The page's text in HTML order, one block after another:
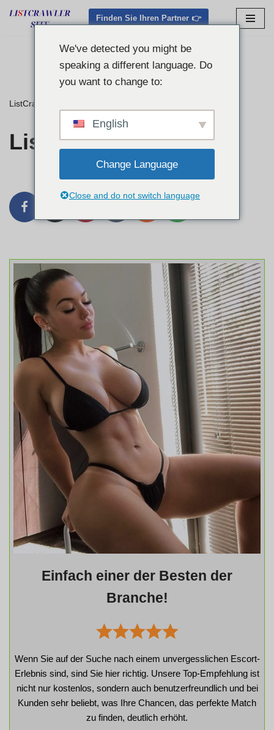
Finden Sie Ihren Partner 👉
ListCrawler
Listcrawler San Diego
Einfach einer der Besten der
Branche!
Wenn Sie auf der Suche nach einem unvergesslichen Escort-
Erlebnis sind, sind Sie hier richtig. Unsere Top-Empfehlung ist
nicht nur kostenlos, sondern auch benutzerfreundlich und bei
Kunden sehr beliebt, was Ihre Chancen, das perfekte Match
zu finden, deutlich erhöht.
We've detected you might be
speaking a different language. Do
you want to change to:
English
Change Language
Close and do not switch language